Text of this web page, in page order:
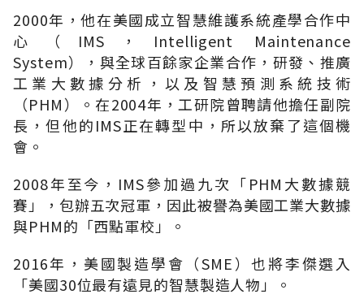
2000年，他在美國成立智慧維護系統產學合作中
心（IMS，Intelligent Maintenance
System），與全球百餘家企業合作，研發、推廣
工業大數據分析，以及智慧預測系統技術
（PHM）。在2004年，工研院曾聘請他擔任副院
長，但他的IMS正在轉型中，所以放棄了這個機
會。
2008年至今，IMS參加過九次「PHM大數據競
賽」，包辦五次冠軍，因此被譽為美國工業大數據
與PHM的「西點軍校」。
2016年，美國製造學會（SME）也將李傑選入
「美國30位最有遠見的智慧製造人物」。